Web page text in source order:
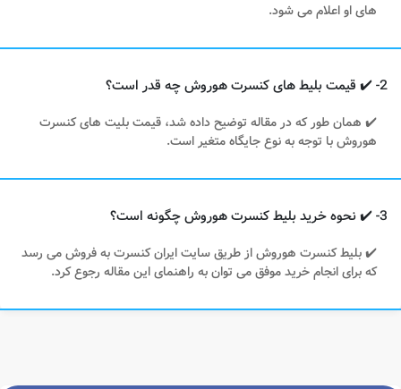
های او اعلام می شود.
2- ✔️ قیمت بلیط های کنسرت هوروش چه قدر است؟
✔️ همان طور که در مقاله توضیح داده شد، قیمت بلیت های کنسرت
هوروش با توجه به نوع جایگاه متغیر است.
3- ✔️ نحوه خرید بلیط کنسرت هوروش چگونه است؟
✔️ بلیط کنسرت هوروش از طریق سایت ایران کنسرت به فروش می رسد
که برای انجام خرید موفق می توان به راهنمای این مقاله رجوع کرد.